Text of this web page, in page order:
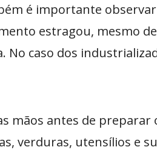
é importante
estragou, mesmo
No caso dos
mãos antes de
verduras, utensílios e